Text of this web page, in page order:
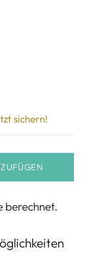
sichern!
berechnet.